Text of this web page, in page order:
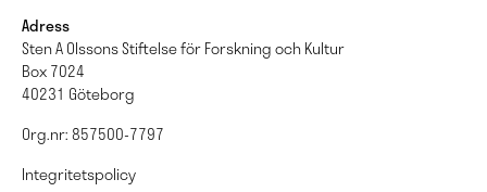
Adress
Sten A Olssons Stiftelse för Forskning och Kultur
Box 7024
40231 Göteborg
Org.nr: 857500-7797
Integritetspolicy